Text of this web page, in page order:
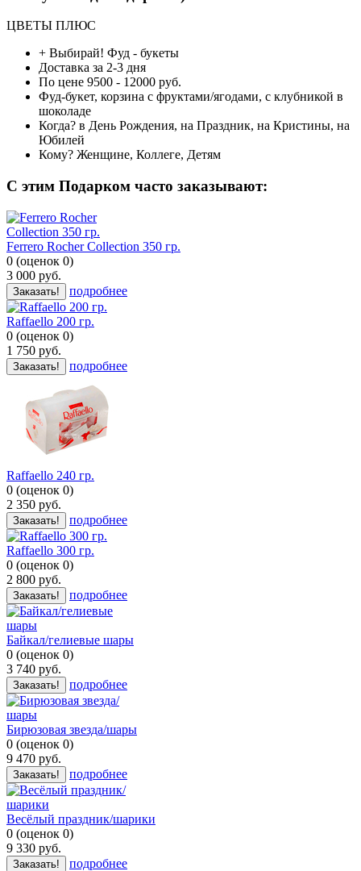
ЦВЕТЫ ПЛЮС
+ Выбирай! Фуд - букеты
Доставка за 2-3 дня
По цене 9500 - 12000 руб.
Фуд-букет, корзина с фруктами/ягодами, с клубникой в
шоколаде
Когда? в День Рождения, на Праздник, на Кристины, на
Юбилей
Кому? Женщине, Коллеге, Детям
C этим Подарком часто заказывают:
Ferrero Rocher Collection 350 гр.
0 (оценок 0)
3 000 руб.
Заказать! подробнее
Raffaello 200 гр.
0 (оценок 0)
1 750 руб.
Заказать! подробнее
Raffaello 240 гр.
0 (оценок 0)
2 350 руб.
Заказать! подробнее
Raffaello 300 гр.
0 (оценок 0)
2 800 руб.
Заказать! подробнее
Байкал/гелиевые шары
0 (оценок 0)
3 740 руб.
Заказать! подробнее
Бирюзовая звезда/шары
0 (оценок 0)
9 470 руб.
Заказать! подробнее
Весёлый праздник/шарики
0 (оценок 0)
9 330 руб.
Заказать! подробнее